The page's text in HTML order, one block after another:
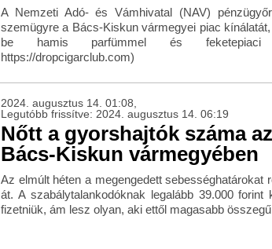
A Nemzeti Adó- és Vámhivatal (NAV)
szemügyre a Bács-Kiskun vármegyei piac
be hamis parfümmel és feketepiaci
https://dropcigarclub.com)
2024. augusztus 14. 01:08,
Legutóbb frissítve: 2024. augusztus 14. 06:19
Nőtt a gyorshajtók száma
Bács-Kiskun vármegyében
Az elmúlt héten a megengedett sebességhatárokat
át. A szabálytalankodóknak legalább 39.000 forint
fizetniük, ám lesz olyan, aki ettől magasabb